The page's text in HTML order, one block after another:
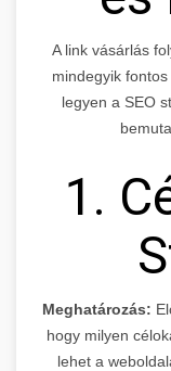
A link vásárlás
mindegyik
legyen a SEO
1.
Meghatározás:
hogy milyen
lehet a